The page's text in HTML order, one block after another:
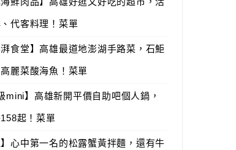
代客料理！菜單
湃食堂】高雄最道地澎湖手路菜，石鮔
麗菜酸海魚！菜單
mini】高雄新開平價自助吧個人鍋，
起！菜單
】心中第一名的松露蟹黃拌麵，還有牛